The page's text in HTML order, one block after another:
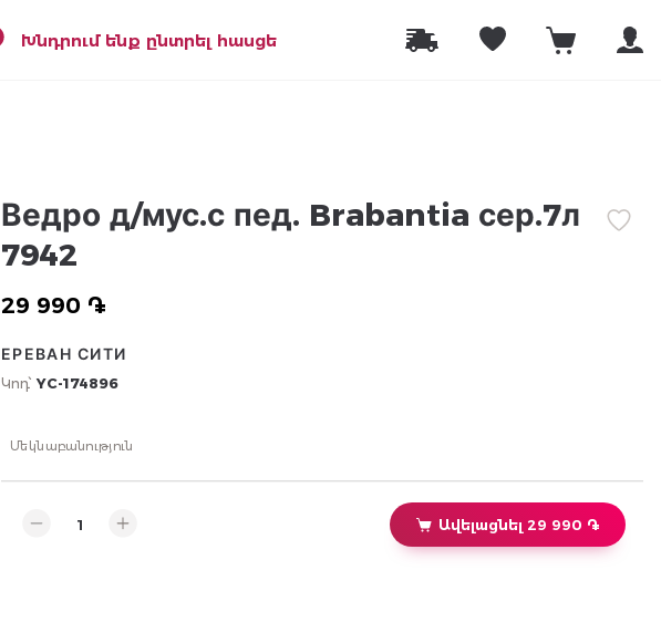
Խնդրում ենք ընտրել հասցե
Ведро д/мус.с пед. Brabantia сер.7л
7942
29 990 ֏
ЕРЕВАН СИТИ
Կոդ՝ YC-174896
Մեկնաբանություն
Ավելացնել 29 990 ֏